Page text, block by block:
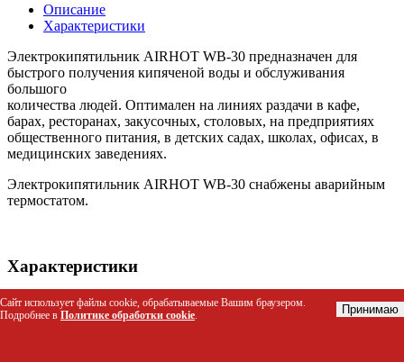
Описание
Характеристики
Электрокипятильник AIRHOT WB-30 предназначен для
быстрого получения кипяченой воды и обслуживания
большого
количества людей. Оптимален на линиях раздачи в кафе,
барах, ресторанах, закусочных, столовых, на предприятиях
общественного питания, в детских садах, школах, офисах, в
медицинских заведениях.
Электрокипятильник AIRHOT WB-30 снабжены аварийным
термостатом.
Характеристики
Материал корпуса
нержавеющая сталь
Габариты (мм)
430*430*490
Сайт использует файлы cookie, обрабатываемые Вашим браузером.
Подробнее в Политике обработки cookie. Принимаю